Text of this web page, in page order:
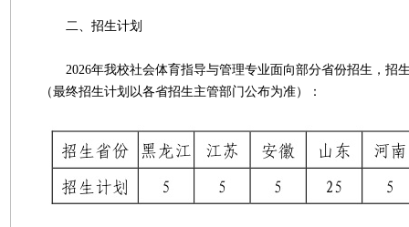
二、招生计划
2026年我校社会体育指导与管理专业面向部分省份招生，招
（最终招生计划以各省招生主管部门公布为准）：